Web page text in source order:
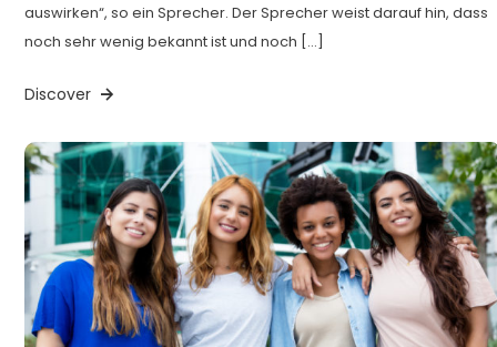
auswirken“, so ein Sprecher. Der Sprecher weist darauf hin, dass
noch sehr wenig bekannt ist und noch […]
Discover